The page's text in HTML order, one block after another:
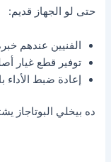
حتى لو الجهاز قديم:
الفنيين عندهم
توفير قطع غيار
إعادة ضبط الأداء
ده بيخلي البوتاجاز